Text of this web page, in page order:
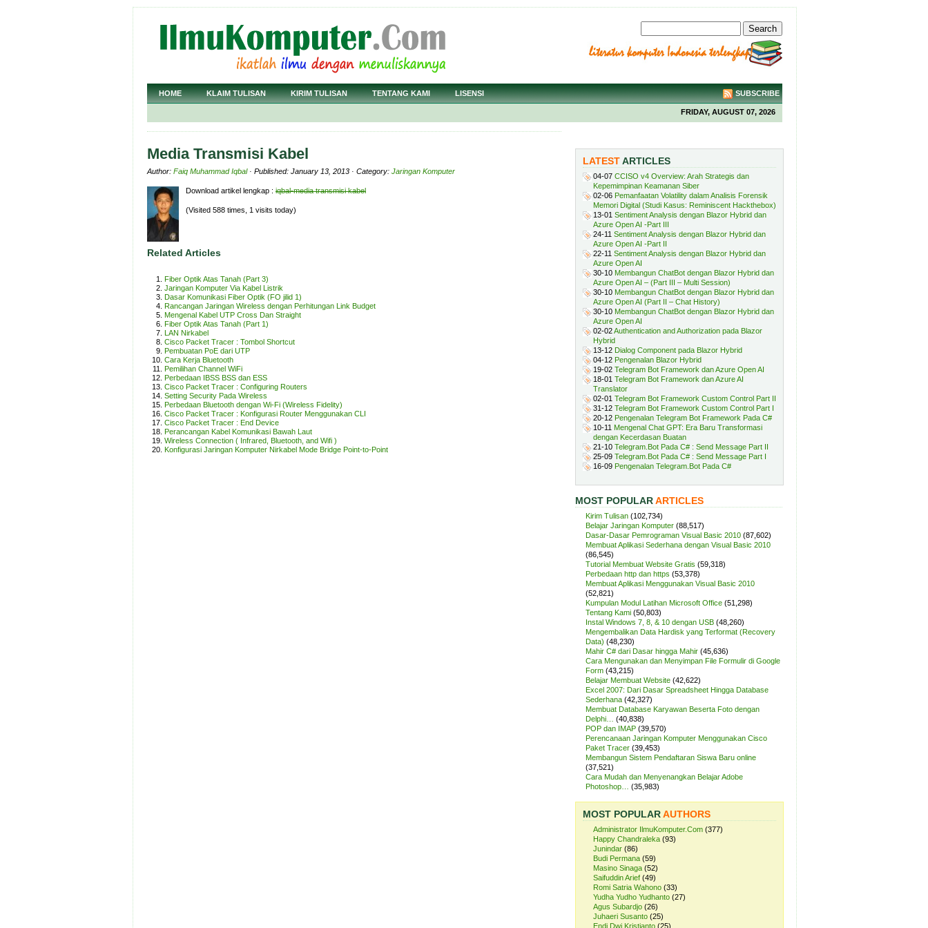
HOME KLAIM TULISAN KIRIM TULISAN TENTANG KAMI LISENSI SUBSCRIBE
FRIDAY, AUGUST 07, 2026
Media Transmisi Kabel
Author: Faiq Muhammad Iqbal· Published: January 13, 2013 · Category: Jaringan Komputer
Download artikel lengkap : iqbal-media transmisi kabel
(Visited 588 times, 1 visits today)
Related Articles
Fiber Optik Atas Tanah (Part 3)
Jaringan Komputer Via Kabel Listrik
Dasar Komunikasi Fiber Optik (FO jilid 1)
Rancangan Jaringan Wireless dengan Perhitungan Link Budget
Mengenal Kabel UTP Cross Dan Straight
Fiber Optik Atas Tanah (Part 1)
LAN Nirkabel
Cisco Packet Tracer : Tombol Shortcut
Pembuatan PoE dari UTP
Cara Kerja Bluetooth
Pemilihan Channel WiFi
Perbedaan IBSS BSS dan ESS
Cisco Packet Tracer : Configuring Routers
Setting Security Pada Wireless
Perbedaan Bluetooth dengan Wi-Fi (Wireless Fidelity)
Cisco Packet Tracer : Konfigurasi Router Menggunakan CLI
Cisco Packet Tracer : End Device
Perancangan Kabel Komunikasi Bawah Laut
Wireless Connection ( Infrared, Bluetooth, and Wifi )
Konfigurasi Jaringan Komputer Nirkabel Mode Bridge Point-to-Point
LATESTARTICLES
04-07 CCISO v4 Overview: Arah Strategis dan
Kepemimpinan Keamanan Siber
02-06 Pemanfaatan Volatility dalam Analisis Forensik
Memori Digital (Studi Kasus: Reminiscent Hackthebox)
13-01 Sentiment Analysis dengan Blazor Hybrid dan
Azure Open AI -Part III
24-11 Sentiment Analysis dengan Blazor Hybrid dan
Azure Open AI -Part II
22-11 Sentiment Analysis dengan Blazor Hybrid dan
Azure Open AI
30-10 Membangun ChatBot dengan Blazor Hybrid dan
Azure Open AI – (Part III – Multi Session)
30-10 Membangun ChatBot dengan Blazor Hybrid dan
Azure Open AI (Part II – Chat History)
30-10 Membangun ChatBot dengan Blazor Hybrid dan
Azure Open AI
02-02Authentication and Authorization pada Blazor
Hybrid
13-12 Dialog Component pada Blazor Hybrid
04-12 Pengenalan Blazor Hybrid
19-02 Telegram Bot Framework dan Azure Open AI
18-01 Telegram Bot Framework dan Azure AI
Translator
02-01 Telegram Bot Framework Custom Control Part II
31-12 Telegram Bot Framework Custom Control Part I
20-12 Pengenalan Telegram Bot Framework Pada C#
10-11 Mengenal Chat GPT: Era Baru Transformasi
dengan Kecerdasan Buatan
21-10 Telegram.Bot Pada C# : Send Message Part II
25-09 Telegram.Bot Pada C# : Send Message Part I
16-09 Pengenalan Telegram.Bot Pada C#
MOST POPULARARTICLES
Kirim Tulisan (102,734)
Belajar Jaringan Komputer (88,517)
Dasar-Dasar Pemrograman Visual Basic 2010 (87,602)
Membuat Aplikasi Sederhana dengan Visual Basic 2010
(86,545)
Tutorial Membuat Website Gratis (59,318)
Perbedaan http dan https (53,378)
Membuat Aplikasi Menggunakan Visual Basic 2010
(52,821)
Kumpulan Modul Latihan Microsoft Office (51,298)
Tentang Kami (50,803)
Instal Windows 7, 8, & 10 dengan USB (48,260)
Mengembalikan Data Hardisk yang Terformat (Recovery
Data) (48,230)
Mahir C# dari Dasar hingga Mahir (45,636)
Cara Mengunakan dan Menyimpan File Formulir di Google
Form (43,215)
Belajar Membuat Website (42,622)
Excel 2007: Dari Dasar Spreadsheet Hingga Database
Sederhana (42,327)
Membuat Database Karyawan Beserta Foto dengan
Delphi…
(40,838)
POP dan IMAP (39,570)
Perencanaan Jaringan Komputer Menggunakan Cisco
Paket Tracer (39,453)
Membangun Sistem Pendaftaran Siswa Baru online
(37,521)
Cara Mudah dan Menyenangkan Belajar Adobe
Photoshop…
(35,983)
MOST POPULARAUTHORS
Administrator IlmuKomputer.Com (377)
Happy Chandraleka (93)
Junindar (86)
Budi Permana (59)
Masino Sinaga (52)
Saifuddin Arief (49)
Romi Satria Wahono (33)
Yudha Yudho Yudhanto (27)
Agus Subardjo (26)
Juhaeri Susanto (25)
Endi Dwi Kristianto (25)